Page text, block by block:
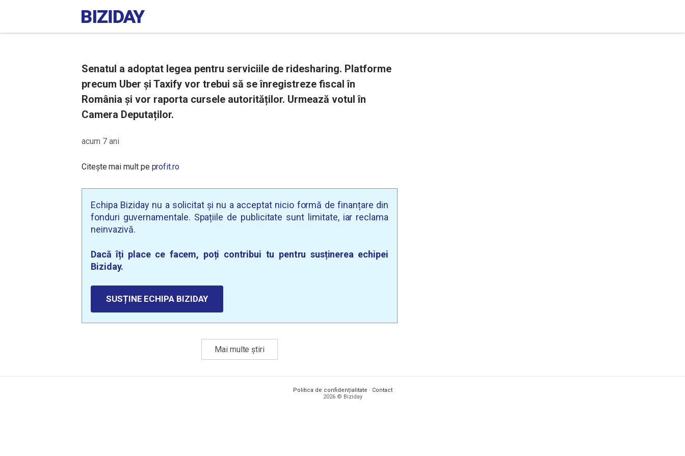
Senatul a adoptat legea pentru serviciile de ridesharing. Platforme
precum Uber și Taxify vor trebui să se înregistreze fiscal în
România și vor raporta cursele autorităților. Urmează votul în
Camera Deputaților.
acum 7 ani
Citește mai mult pe profit.ro
Echipa Biziday nu a solicitat și nu a acceptat nicio formă de finanțare din
fonduri guvernamentale. Spațiile de publicitate sunt limitate, iar reclama
neinvazivă.
Dacă îți place ce facem, poți contribui tu pentru susținerea echipei
Biziday.
SUSȚINE ECHIPA BIZIDAY
Mai multe știri
Politica de confidențialitate · Contact
2026 © Biziday